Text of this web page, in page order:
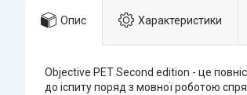
Опис Характеристики
Objective PET Second edition - це
до іспиту поряд з мовної роботою